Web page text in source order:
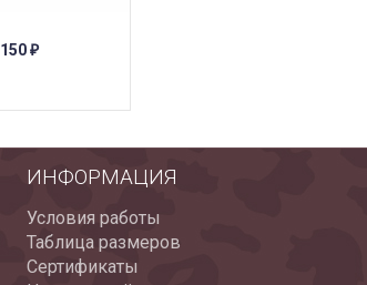
150 ₽
ИНФОРМАЦИЯ
Условия работы
Таблица размеров
Сертификаты